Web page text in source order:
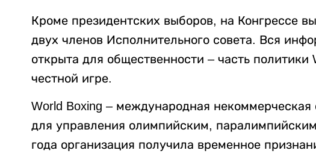
Кроме президентских выборов, на Конгрессе
двух членов Исполнительного совета. Вся
открыта для общественности – часть политики
честной игре.
World Boxing – международная
для управления олимпийским,
года организация получила временное